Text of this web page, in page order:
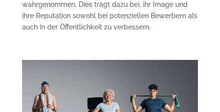
wahrgenommen. Dies trägt dazu bei, ihr Image und
ihre Reputation sowohl bei potenziellen Bewerbern als
auch in der Öffentlichkeit zu verbessern.